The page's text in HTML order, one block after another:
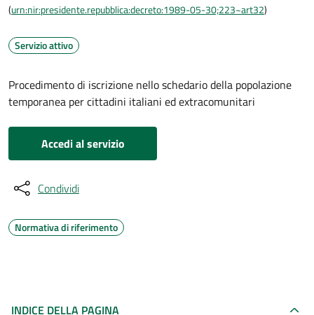
(urn:nir:presidente.repubblica:decreto:1989-05-30;223~art32)
Servizio attivo
Procedimento di iscrizione nello schedario della popolazione
temporanea per cittadini italiani ed extracomunitari
Accedi al servizio
Condividi
Normativa di riferimento
INDICE DELLA PAGINA